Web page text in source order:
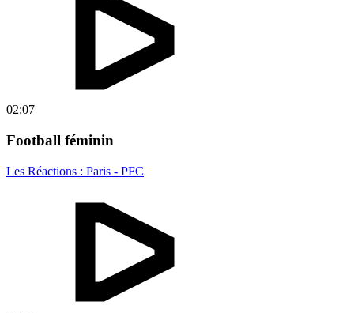
02:07
Football féminin
Les Réactions : Paris - PFC